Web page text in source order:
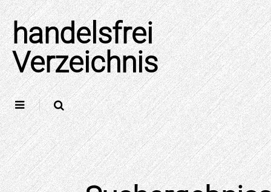
Skip
to
content
handelsfrei
Verzeichnis